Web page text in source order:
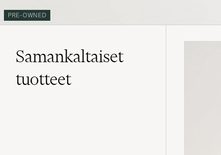
PRE-OWNED
Samankaltaiset
tuotteet